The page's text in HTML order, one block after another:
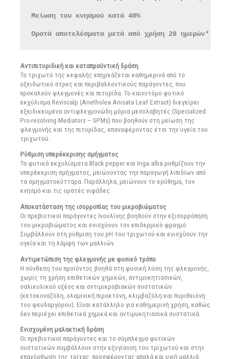
Μείωση του κνησμού κατά 40%
Ορατά αποτελέσματα μετά από χρήση 28 ημερών *
Αντιπιτυριδική και καταπραϋντική δράση
Το τριχωτό της κεφαλής επηρεάζεται καθημερινά από το
οξειδωτικό στρες και περιβαλλοντικούς παράγοντες, που
προκαλούν φλεγμονές και πιτυρίδα. Το καινοτόμο φυτικό
εκχύλισμα Reviscalp (Anetholea Anisata Leaf Extract) διεγείρει
εξειδικευμένα αντιφλεγμονώδη μόρια μεσολαβητές (Specialized
Pro-resolving Mediators – SPMs) που βοηθούν στη μείωση της
φλεγμονής και της πιτυρίδας, επαναφέροντας έτσι την υγεία του
τριχωτού.
Ρύθμιση υπερέκκρισης σμήγματος
Τα φυτικά εκχυλίσματα Βlack pepper και Ιnga alba ρυθμίζουν την
υπερέκκριση σμήγματος, μειώνοντας την παραγωγή λιπιδίων από
τα σμηγματοκύτταρα. Παράλληλα, μειώνουν το ερύθημα, τον
κνησμό και τις ορατές νιφάδες.
Αποκατάσταση της ισορροπίας του μικροβιώματος
Οι πρεβιοτικοί παράγοντες Ινουλίνης βοηθούν στην εξισορρόπηση
του μικροβιώματος και ενισχύουν τον επιδερμικό φραγμό.
Συμβάλλουν στη ρύθμιση του pH του τριχωτού και ενισχύουν την
υγεία και τη λάμψη των μαλλιών.
Αντιμετώπιση της φλεγμονής με φυσικό τρόπο
Η σύνθεση του προϊόντος βοηθά στη φυσική λύση της φλεγμονής,
χωρίς τη χρήση επιθετικών χημικών, αντιμυκητιασικών,
σαλικυλικού οξέος και αντιμικροβιακών συστατικών
(κετοκοναζόλη, ολαμινική πιροκτόνη, κλιμβαζόλη και πυριθειόνη
του ψευδαργύρου). Είναι κατάλληλο για καθημερινή χρήση, καθώς
δεν περιέχει επιθετικά χημικά και αντιμυκητιασικά συστατικά.
Ενισχυμένη μαλακτική δράση
Οι πρεβιοτικοί παράγοντες και το σύμπλεγμα φυτικών
συστατικών συμβάλλουν στην εξυγίανση του τριχωτού και στην
επανόρθωση της τρίχας, προσφέροντας απαλά και υγιή μαλλιά.